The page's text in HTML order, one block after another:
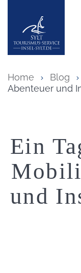
Insel Sylt
Home Blog
Abenteuer und
Ein
und